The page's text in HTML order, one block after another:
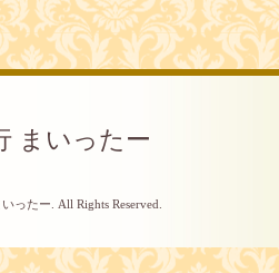
まいったー
ったー . All Rights Reserved.